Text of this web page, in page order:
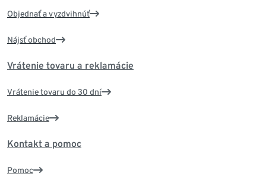
Objednať a vyzdvihnúť
Nájsť obchod
Vrátenie tovaru a reklamácie
Vrátenie tovaru do 30 dní
Reklamácie
Kontakt a pomoc
Pomoc